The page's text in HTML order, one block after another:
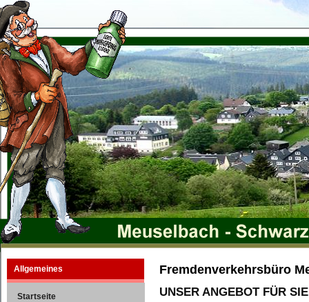
Fremdenverkehrsbüro
UNSER ANGEBOT FÜR
Allgemeines
Startseite